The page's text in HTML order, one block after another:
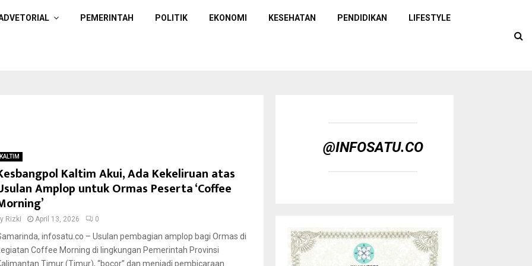
PEMERINTAH POLITIK EKONOMI KESEHATAN PENDIDIKAN LIFESTYLE
KALTIM
Kaltim Akui, Ada Kekeliruan atas
Amplop untuk Ormas Peserta ‘Coffee
Rizki April 13, 2026 0
infosatu.co – Usulan pembagian amplop bagi Ormas di
Coffee Morning di lingkungan Pemerintah Provinsi
Timur (Timur), “bocor” dan menjadi pembicaraan
@INFOSATU.CO